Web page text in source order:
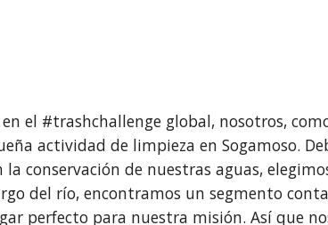
el #trashchallenge global, nosotros,
actividad de limpieza en Sogamoso.
conservación de nuestras aguas,
del río, encontramos un segmento
perfecto para nuestra misión. Así que